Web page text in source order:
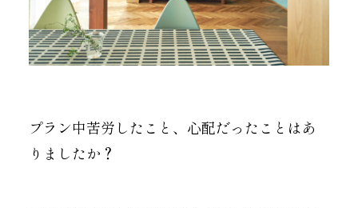
プラン中苦労したこと、心配だったことはあ
りましたか？